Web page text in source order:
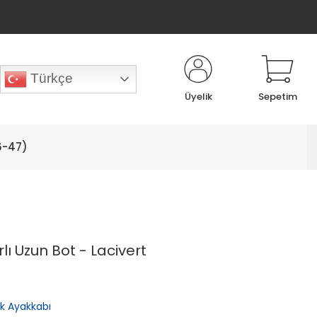
Türkçe
Üyelik Sepetim
47)
Uzun Bot - Lacivert
Ayakkabı